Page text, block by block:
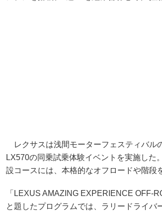
レクサスは浅間モーターフェスティバル
LX570の同乗試乗体験イベントを実施した
設コースには、本格的なオフロードや階段
「LEXUS AMAZING EXPERIENCE OFF-
と題したプログラムでは、ラリードライバ